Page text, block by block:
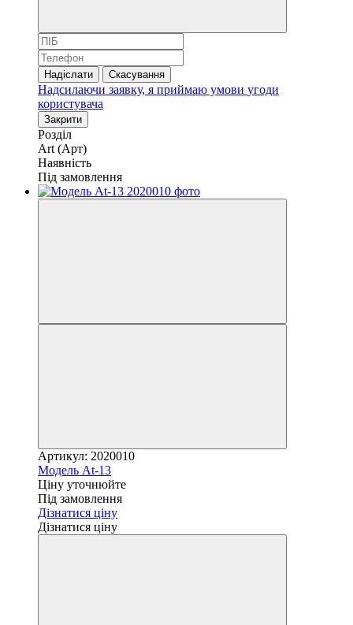
Надіслати Скасування
Надсилаючи заявку, я приймаю умови угоди
користувача
Закрити
Розділ
Art (Арт)
Наявність
Під замовлення
Артикул: 2020010
Модель At-13
Ціну уточнюйте
Під замовлення
Дізнатися ціну
Дізнатися ціну